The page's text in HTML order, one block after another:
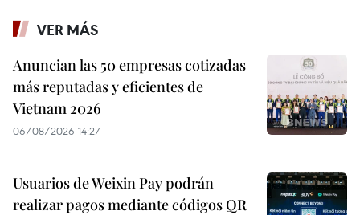
VER MÁS
Anuncian las 50 empresas cotizadas
más reputadas y eficientes de
Vietnam 2026
06/08/2026 14:27
Usuarios de Weixin Pay podrán
realizar pagos mediante códigos QR